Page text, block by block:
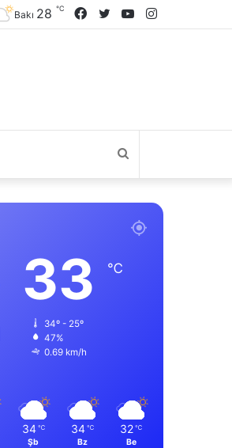
YouTube
Twitter
Facebook
Bakı 28 ℃
Axtarış
33 ℃
34º - 25º
47%
0.69 km/h
34 ℃
Şb
34 ℃
Bz
32 ℃
Be